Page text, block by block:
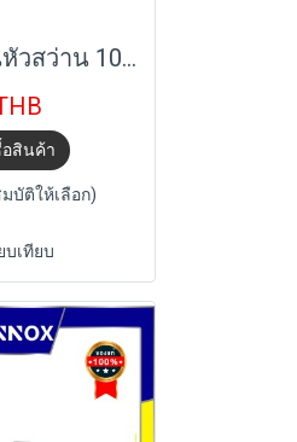
ดอกจำปาขันหัวสว่าน 10-12mm. (3/8"-1/2") STANNOX
สินค้า
บัติให้เลือก)
บเทียบ